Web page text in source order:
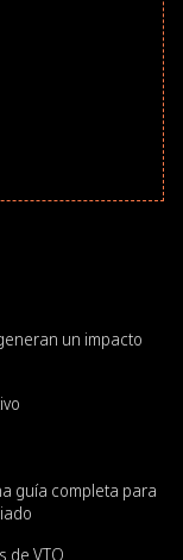
un impacto
guía completa para
de VTO